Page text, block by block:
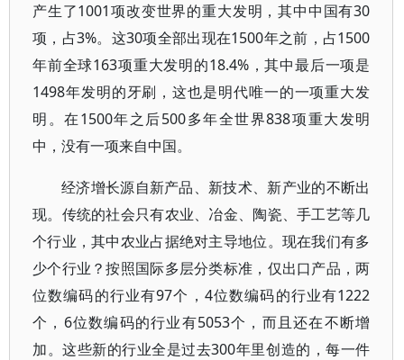
产生了1001项改变世界的重大发明，其中中国有30
项，占3%。这30项全部出现在1500年之前，占1500
年前全球163项重大发明的18.4%，其中最后一项是
1498年发明的牙刷，这也是明代唯一的一项重大发
明。在1500年之后500多年全世界838项重大发明
中，没有一项来自中国。
经济增长源自新产品、新技术、新产业的不断出
现。传统的社会只有农业、冶金、陶瓷、手工艺等几
个行业，其中农业占据绝对主导地位。现在我们有多
少个行业？按照国际多层分类标准，仅出口产品，两
位数编码的行业有97个，4位数编码的行业有1222
个，6位数编码的行业有5053个，而且还在不断增
加。这些新的行业全是过去300年里创造的，每一件